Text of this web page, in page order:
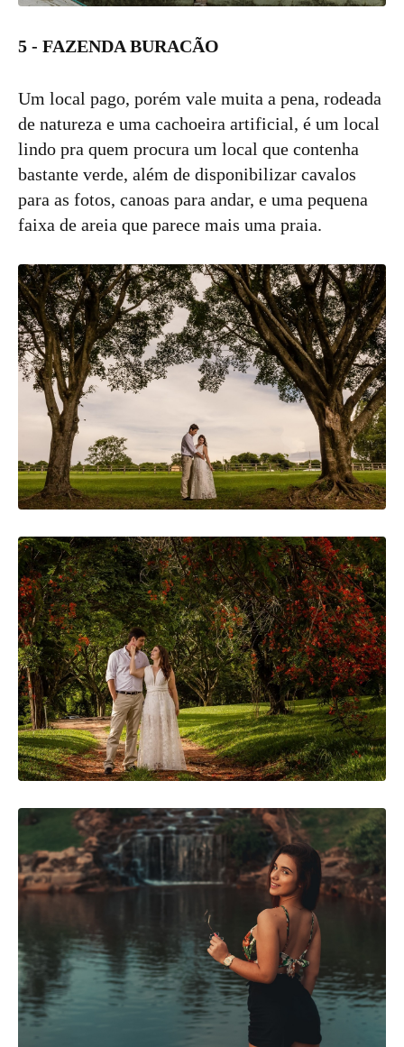
5 - FAZENDA BURACÃO
Um local pago, porém vale muita a pena, rodeada
de natureza e uma cachoeira artificial, é um local
lindo pra quem procura um local que contenha
bastante verde, além de disponibilizar cavalos
para as fotos, canoas para andar, e uma pequena
faixa de areia que parece mais uma praia.